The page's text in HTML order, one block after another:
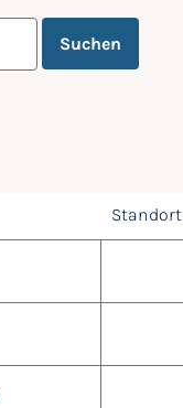
Suchen
Standort